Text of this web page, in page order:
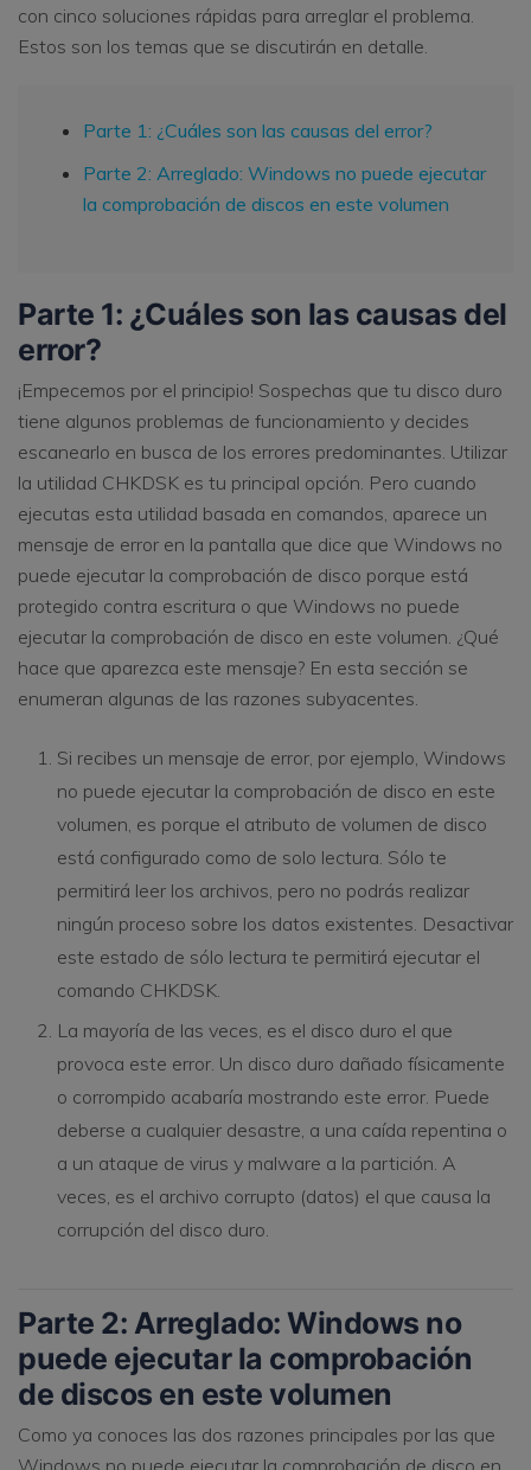
con cinco soluciones rápidas para arreglar el problema.
Estos son los temas que se discutirán en detalle.
Parte 1: ¿Cuáles son las causas del error?
Parte 2: Arreglado: Windows no puede ejecutar
la comprobación de discos en este volumen
Parte 1: ¿Cuáles son las causas del
error?
¡Empecemos por el principio! Sospechas que tu disco duro
tiene algunos problemas de funcionamiento y decides
escanearlo en busca de los errores predominantes. Utilizar
la utilidad CHKDSK es tu principal opción. Pero cuando
ejecutas esta utilidad basada en comandos, aparece un
mensaje de error en la pantalla que dice que Windows no
puede ejecutar la comprobación de disco porque está
protegido contra escritura o que Windows no puede
ejecutar la comprobación de disco en este volumen. ¿Qué
hace que aparezca este mensaje? En esta sección se
enumeran algunas de las razones subyacentes.
Si recibes un mensaje de error, por ejemplo, Windows
no puede ejecutar la comprobación de disco en este
volumen, es porque el atributo de volumen de disco
está configurado como de solo lectura. Sólo te
permitirá leer los archivos, pero no podrás realizar
ningún proceso sobre los datos existentes. Desactivar
este estado de sólo lectura te permitirá ejecutar el
comando CHKDSK.
La mayoría de las veces, es el disco duro el que
provoca este error. Un disco duro dañado físicamente
o corrompido acabaría mostrando este error. Puede
deberse a cualquier desastre, a una caída repentina o
a un ataque de virus y malware a la partición. A
veces, es el archivo corrupto (datos) el que causa la
corrupción del disco duro.
Parte 2: Arreglado: Windows no
puede ejecutar la comprobación
de discos en este volumen
Como ya conoces las dos razones principales por las que